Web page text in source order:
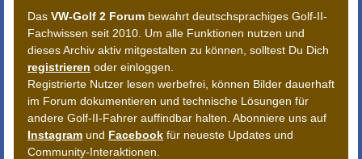
Das VW-Golf 2 Forum bewahrt deutschsprachiges Golf-II-
Fachwissen seit 2010. Um alle Funktionen nutzen und
dieses Archiv aktiv mitgestalten zu können, solltest Du Dich
registrieren oder einloggen.
Registrierte Nutzer lesen werbefrei, können Bilder dauerhaft
im Forum dokumentieren und technische Lösungen für
andere Golf-II-Fahrer auffindbar halten. Abonniere uns auf
Instagram und Facebook für neueste Updates und
Community-Interaktionen.